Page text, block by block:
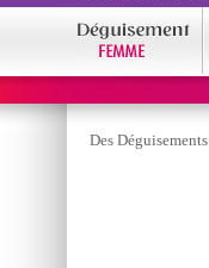
Des Déguisements